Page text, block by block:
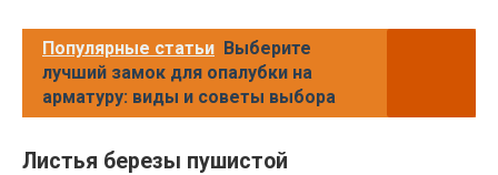
Популярные статьи Выберите
лучший замок для опалубки на
арматуру: виды и советы выбора
Листья березы пушистой